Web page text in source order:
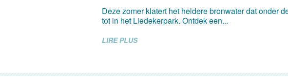
Deze zomer klatert het heldere bronwater dat onder
tot in het Liedekerpark. Ontdek een...
LIRE PLUS